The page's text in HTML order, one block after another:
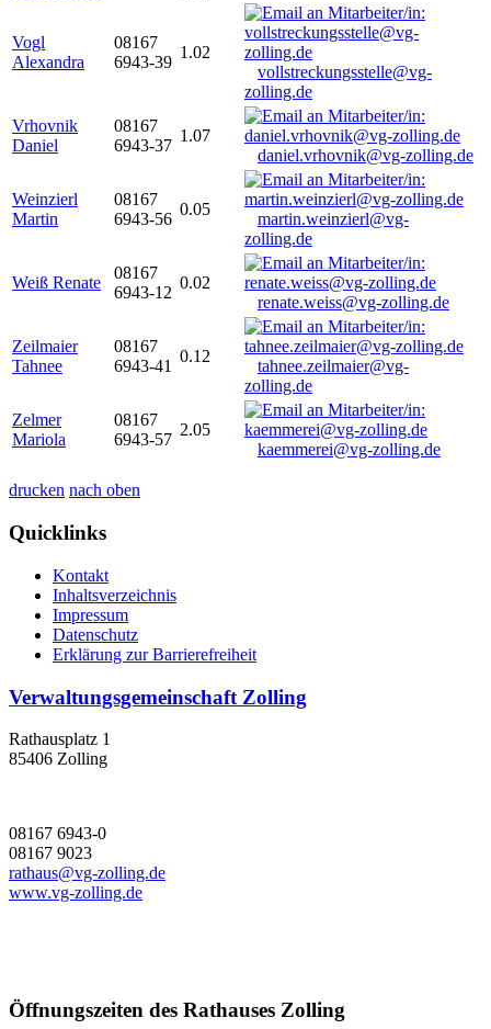
Vogl
Alexandra
08167
6943-39
1.02
vollstreckungsstelle@vg-
zolling.de
Vrhovnik
Daniel
08167
6943-37
1.07
daniel.vrhovnik@vg-zolling.de
Weinzierl
Martin
08167
6943-56
0.05
martin.weinzierl@vg-
zolling.de
Weiß Renate
08167
6943-12
0.02
renate.weiss@vg-zolling.de
Zeilmaier
Tahnee
08167
6943-41
0.12
tahnee.zeilmaier@vg-
zolling.de
Zelmer
Mariola
08167
6943-57
2.05
kaemmerei@vg-zolling.de
drucken nach oben
Quicklinks
Kontakt
Inhaltsverzeichnis
Impressum
Datenschutz
Erklärung zur Barrierefreiheit
Verwaltungsgemeinschaft Zolling
Rathausplatz 1
85406 Zolling
08167 6943-0
08167 9023
rathaus@vg-zolling.de
www.vg-zolling.de
Öffnungszeiten des Rathauses Zolling